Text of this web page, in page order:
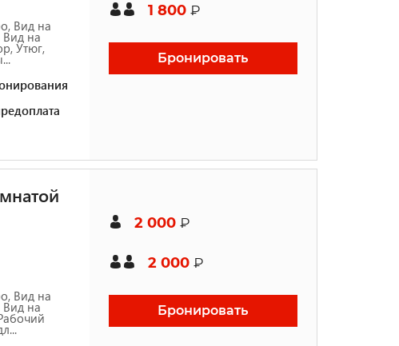
Вид на
Вид на
Утюг,
1 800 ₽
Бронировать
Вид на
Вид на
2 000 ₽
2 000 ₽
Бронировать